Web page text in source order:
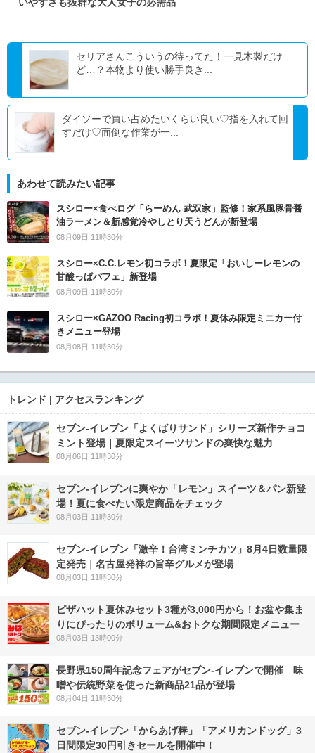
セリアさんこういうの待ってた！一見木製だけ
ど…？本物より使い勝手良き...
ダイソーで買い占めたいくらい良い♡指を入れて回
すだけ♡面倒な作業が一...
あわせて読みたい記事
スシロー×食べログ「らーめん 武双家」監修！家系風豚骨醤
油ラーメン＆新感覚冷やしとり天うどんが新登場
08月09日 11時30分
スシロー×C.C.レモン初コラボ！夏限定「おいしーレモンの
甘酸っぱパフェ」新登場
08月09日 11時30分
スシロー×GAZOO Racing初コラボ！夏休み限定ミニカー付
きメニュー登場
08月08日 11時30分
トレンド | アクセスランキング
セブン‐イレブン「よくばりサンド」シリーズ新作チョコ
ミント登場｜夏限定スイーツサンドの爽快な魅力
08月06日 11時30分
セブン‐イレブンに爽やか「レモン」スイーツ＆パン新登
場！夏に食べたい限定商品をチェック
08月03日 11時30分
セブン-イレブン「激辛！台湾ミンチカツ」8月4日数量限
定発売｜名古屋発祥の旨辛グルメが登場
08月03日 11時30分
ピザハット夏休みセット3種が3,000円から！お盆や集ま
りにぴったりのボリューム&おトクな期間限定メニュー
08月03日 13時00分
長野県150周年記念フェアがセブン-イレブンで開催 味
噌や伝統野菜を使った新商品21品が登場
08月04日 11時30分
セブン‐イレブン「からあげ棒」「アメリカンドッグ」3
日間限定30円引きセールを開催中！